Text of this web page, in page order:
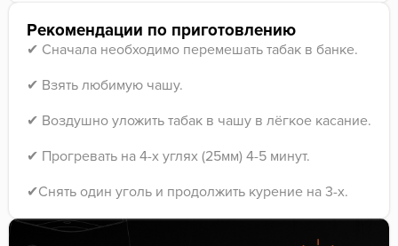
Рекомендации по приготовлению
✔ Сначала необходимо перемешать табак в банке.
✔ Взять любимую чашу.
✔ Воздушно уложить табак в чашу в лёгкое касание.
✔ Прогревать на 4-х углях (25мм) 4-5 минут.
✔Снять один уголь и продолжить курение на 3-х.